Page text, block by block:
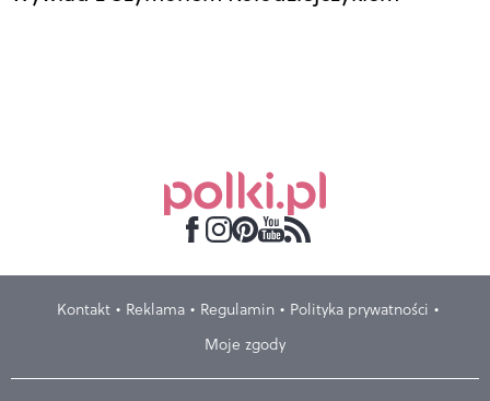
Kontakt Reklama Regulamin
Polityka prywatności
Moje zgody